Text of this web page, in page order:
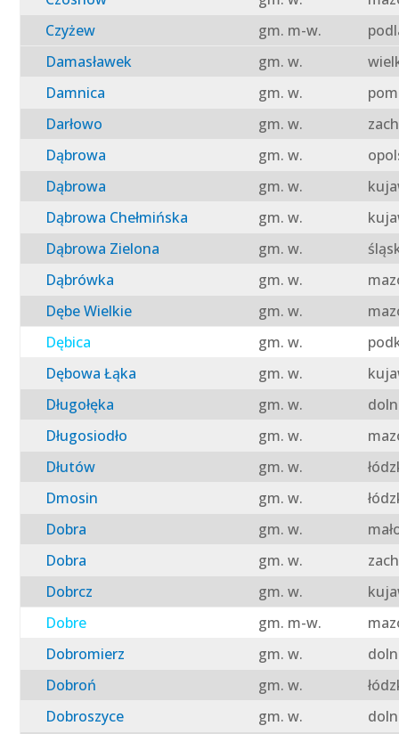
Czyżew
gm. m-w.
Damasławek
gm. w.
Damnica
gm. w.
Darłowo
gm. w.
Dąbrowa
gm. w.
Dąbrowa
gm. w.
Dąbrowa Chełmińska
gm. w.
Dąbrowa Zielona
gm. w.
Dąbrówka
gm. w.
Dębe Wielkie
gm. w.
Dębica
gm. w.
Dębowa Łąka
gm. w.
Długołęka
gm. w.
Długosiodło
gm. w.
Dłutów
gm. w.
Dmosin
gm. w.
Dobra
gm. w.
Dobra
gm. w.
Dobrcz
gm. w.
Dobre
gm. m-w.
Dobromierz
gm. w.
Dobroń
gm. w.
Dobroszyce
gm. w.